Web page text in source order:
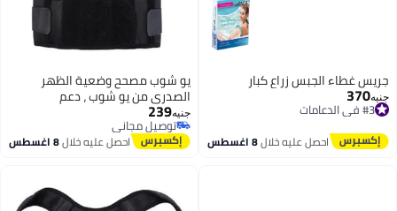
جريس غطاء الجبس زراع كبار
جنيه370#3 في الدعامات
توصيل مجاني
احصل عليه خلال8 اغسطس
يو شوب مصحح وضعية الظهر
الصدري من يو شوب ، دعم
مغناطيسي لتخفيف الام الرقبة
والكتف والجزء العلوي والسفلي من
الظهر،دعامة مثالية للعمود الفقري
جنيه239
توصيل مجاني
توصيل مجانياحصل عليه خلال8 اغسطس